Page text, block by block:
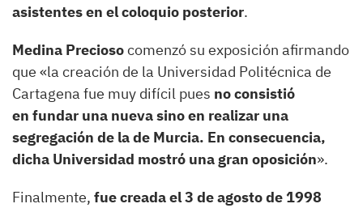
asistentes en el coloquio posterior.
Medina Preciosocomenzó su exposición afirmando
que «la creación de la Universidad Politécnica de
Cartagena fue muy difícil pues no consistió
en fundar una nueva sino en realizar una
segregación de la de Murcia. En consecuencia,
dicha Universidad mostró una gran oposición».
Finalmente, fue creada el 3 de agosto de 1998